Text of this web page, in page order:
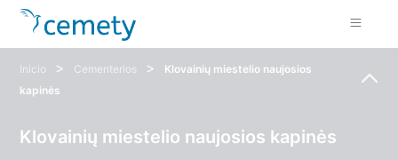
Inicio > Cementerios >
Klovainių miestelio naujosios
kapinės
Klovainių miestelio naujosios kapinės